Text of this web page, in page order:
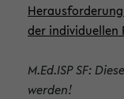
der individuellen
M.Ed.ISP SF:
werden!